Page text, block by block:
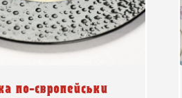
по-європейськи